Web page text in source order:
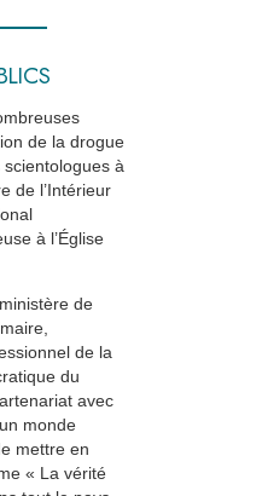
de la drogue
à
de l’Intérieur
à l’Église
de
de la
du
avec
monde
mettre en
« La vérité